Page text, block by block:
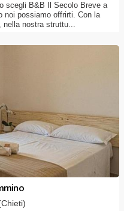
scegli B&B Il Secolo Breve a
noi possiamo offrirti. Con la
nella nostra struttu...